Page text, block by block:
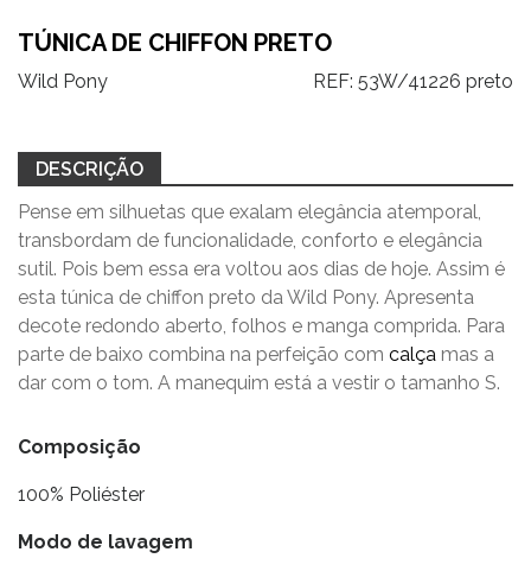
TÚNICA DE CHIFFON PRETO
Wild Pony REF: 53W/41226 preto
DESCRIÇÃO
Pense em silhuetas que exalam elegância atemporal,
transbordam de funcionalidade, conforto e elegância
sutil. Pois bem essa era voltou aos dias de hoje. Assim é
esta túnica de chiffon preto da Wild Pony. Apresenta
decote redondo aberto, folhos e manga comprida. Para
parte de baixo combina na perfeição com calça mas a
dar com o tom. A manequim está a vestir o tamanho S.
Composição
100% Poliéster
Modo de lavagem